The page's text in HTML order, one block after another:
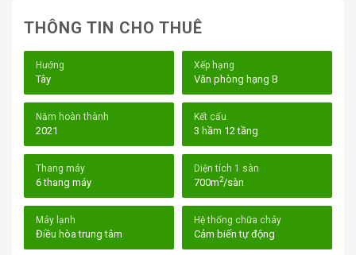
Cityland Tower Gò Vấp
I. Vị trí tòa nhà Cityland Tower – 168 Phan
Văn Trị, Phường 5, Gò Vấp
Vị trí là yếu tố quan trọng trong việc chọn thuê văn
phòng, và Cityland Tower sở hữu một vị trí đắc địa ngay
THÔNG TIN CHO THUÊ
Hướng
Tây
Xếp hạng
Văn phòng hạng B
Năm hoàn thành
2021
Kết cấu
3 hầm 12 tầng
Thang máy
6 thang máy
Diện tích 1 sàn
700m2/sàn
Máy lạnh
Điều hòa trung tâm
Hệ thống chữa cháy
Cảm biến tự động